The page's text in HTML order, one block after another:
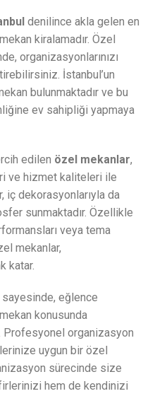
denilince akla gelen en
kiralamadır. Özel
organizasyonlarınızı
İstanbul’un
bulunmaktadır ve bu
ev sahipliği yapmaya
edilen özel mekanlar,
ve hizmet kaliteleri ile
iç dekorasyonlarıyla da
sunmaktadır. Özellikle
veya tema
mekanlar,
katar.
eğlence
konusunda
organizasyon
uygun bir özel
sürecinde size
hem de kendinizi